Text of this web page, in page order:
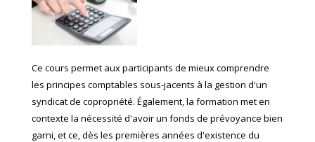
Ce cours permet aux participants de mieux comprendre
les principes comptables sous-jacents à la gestion d'un
syndicat de copropriété. Également, la formation met en
contexte la nécessité d'avoir un fonds de prévoyance bien
garni, et ce, dès les premières années d'existence du